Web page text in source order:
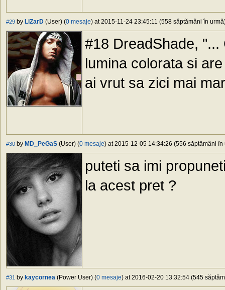
#29 by LiZarD (User) (0 mesaje) at 2015-11-24 23:45:11 (558 săptămâni în
#18 DreadShade,
lumina colorata si
ai vrut sa zici mai
#30 by MD_PeGaS (User) (0 mesaje) at 2015-12-05 14:34:26 (556 săptămâni în
puteti sa imi
la acest pret ?
#31 by kaycornea (Power User) (0 mesaje) at 2016-02-20 13:32:54 (545